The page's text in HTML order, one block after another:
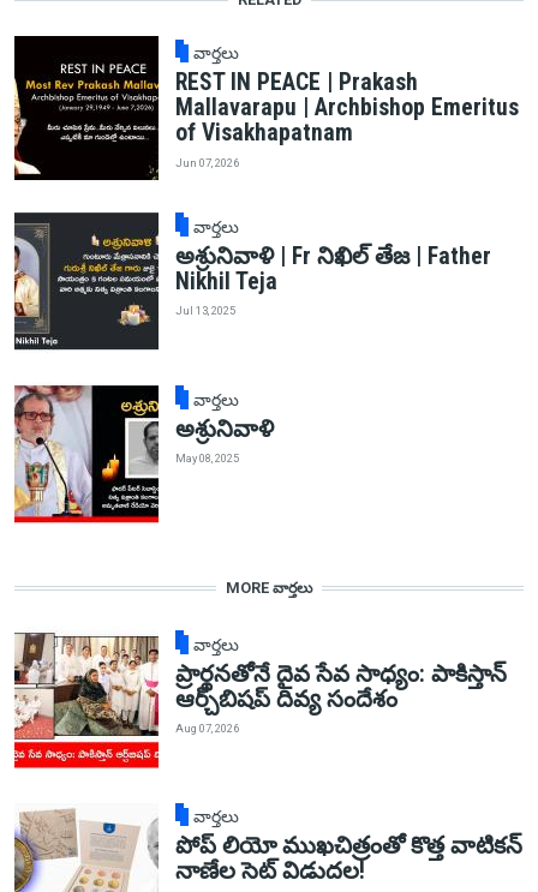
వార్తలు
REST IN PEACE | Prakash
Mallavarapu | Archbishop Emeritus
of Visakhapatnam
Jun 07, 2026
వార్తలు
అశ్రునివాళి | Fr నిఖిల్ తేజ | Father
Nikhil Teja
Jul 13, 2025
వార్తలు
అశ్రునివాళి
May 08, 2025
MORE వార్తలు
వార్తలు
ప్రార్థనతోనే దైవ సేవ సాధ్యం: పాకిస్తాన్‌
ఆర్చ్‌బిషప్ దివ్య సందేశం
Aug 07, 2026
వార్తలు
పోప్ లియో ముఖచిత్రంతో కొత్త వాటికన్
నాణేల సెట్ విడుదల!